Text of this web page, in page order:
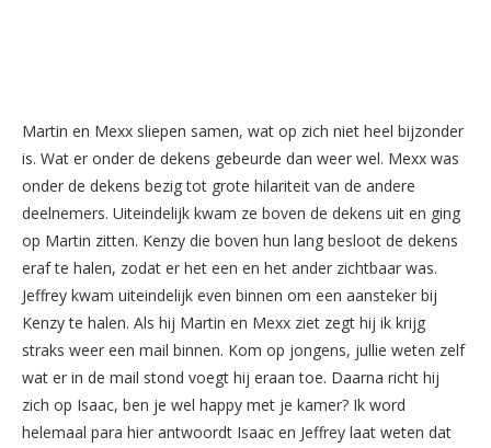
Martin en Mexx sliepen samen, wat op zich niet heel bijzonder
is. Wat er onder de dekens gebeurde dan weer wel. Mexx was
onder de dekens bezig tot grote hilariteit van de andere
deelnemers. Uiteindelijk kwam ze boven de dekens uit en ging
op Martin zitten. Kenzy die boven hun lang besloot de dekens
eraf te halen, zodat er het een en het ander zichtbaar was.
Jeffrey kwam uiteindelijk even binnen om een aansteker bij
Kenzy te halen. Als hij Martin en Mexx ziet zegt hij ik krijg
straks weer een mail binnen. Kom op jongens, jullie weten zelf
wat er in de mail stond voegt hij eraan toe. Daarna richt hij
zich op Isaac, ben je wel happy met je kamer? Ik word
helemaal para hier antwoordt Isaac en Jeffrey laat weten dat